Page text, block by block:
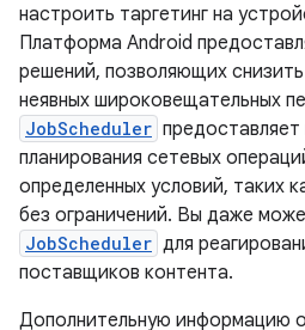
настроить таргетинг на
Платформа Android
решений, позволяющих
неявных широковещательных
JobScheduler
планирования сетевых
определенных условий, таких
без ограничений. Вы даже
JobScheduler для
поставщиков контента.
Дополнительную информацию